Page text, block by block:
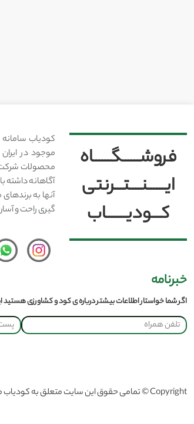
فروشــــــگــــــاه
ایــــــنــــتـــرنتی
کـــودیـــــــاب
کودیاب
موجود در
محصولات
آگاهانه داشته
آنها به
گیری راحت و
خبرنامه
اگر شما خواستار اطلاعات بیشتر درباره ی کود و کشاورزی هستید
Copyright © تمامی حقوق این سایت متعلق به کودیاب می باشد.